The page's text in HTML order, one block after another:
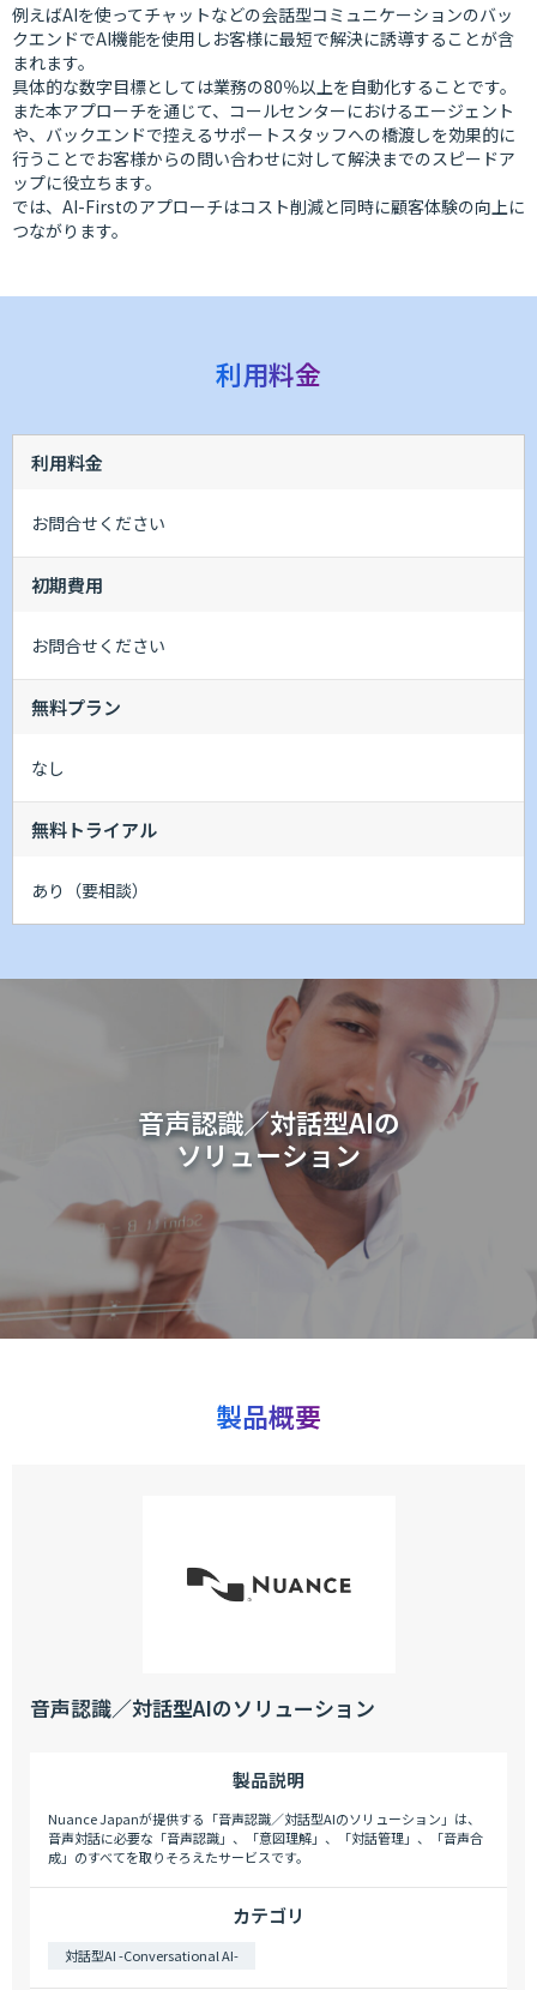
例えばAIを使ってチャットなどの会話型コミュニケーションのバッ
クエンドでAI機能を使用しお客様に最短で解決に誘導することが含
まれます。
具体的な数字目標としては業務の80％以上を自動化することです。
また本アプローチを通じて、コールセンターにおけるエージェント
や、バックエンドで控えるサポートスタッフへの橋渡しを効果的に
行うことでお客様からの問い合わせに対して解決までのスピードア
ップに役立ちます。
では、AI-Firstのアプローチはコスト削減と同時に顧客体験の向上に
つながります。
利用料金
利用料金
お問合せください
初期費用
お問合せください
無料プラン
なし
無料トライアル
あり（要相談）
音声認識／対話型AIの
ソリューション
製品概要
音声認識／対話型AIのソリューション
製品説明
Nuance Japanが提供する「音声認識／対話型AIのソリューション」は、
音声対話に必要な「音声認識」、「意図理解」、「対話管理」、「音声合
成」のすべてを取りそろえたサービスです。
カテゴリ
対話型AI -Conversational AI-